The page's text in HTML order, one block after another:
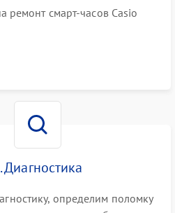
ремонт смарт-часов Casio
Диагностика
определим поломку